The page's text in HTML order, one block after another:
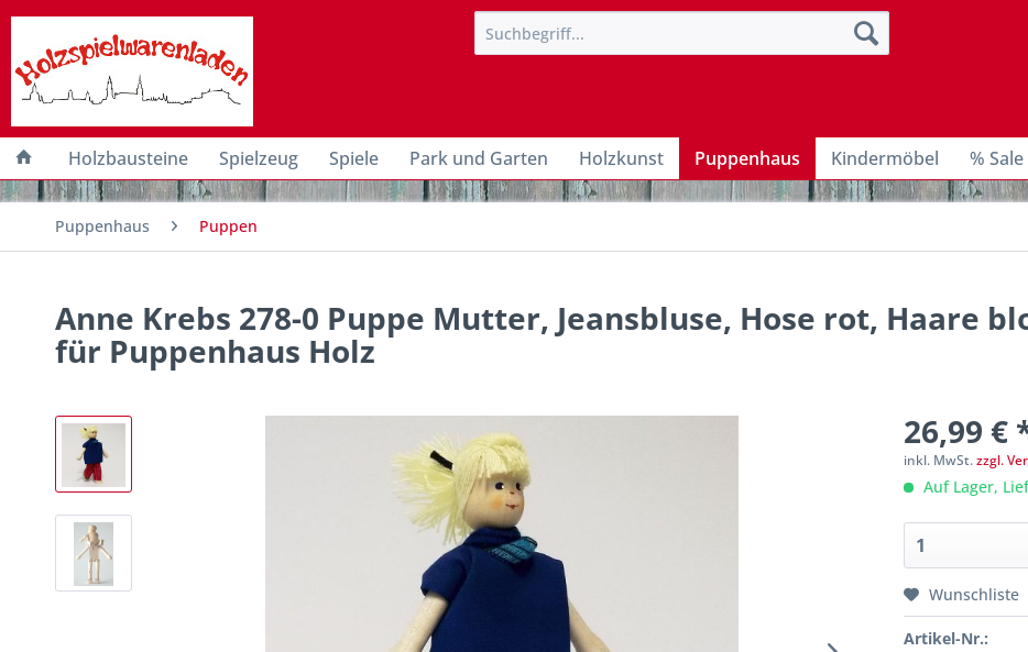
Holzbausteine Spielzeug Spiele Park und Garten Holzkunst Puppenhaus Kindermöbel % Sale
Puppenhaus Puppen
Anne Krebs 278-0 Puppe Mutter, Jeansbluse, Hose rot, Haare
für Puppenhaus Holz
26,99 €
inkl. MwSt.zzgl.
Auf Lager,
Wunschliste
Artikel-Nr.: